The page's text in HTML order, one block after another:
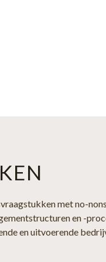
met no-
en -
en uitvoerende